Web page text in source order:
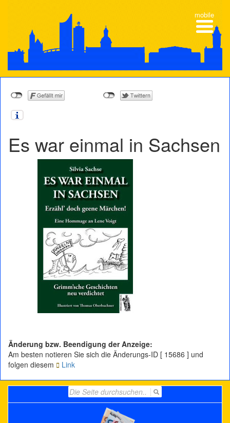
Es war einmal in Sachsen
Änderung bzw. Beendigung der Anzeige:
Am besten notieren Sie sich die Änderungs-ID [ 15686 ] und
folgen diesem
Link
for:
mobile